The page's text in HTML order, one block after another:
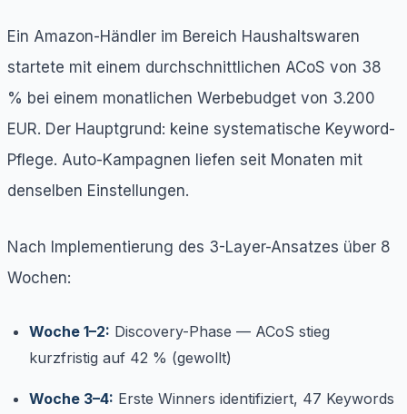
Ein Amazon-Händler im Bereich Haushaltswaren
startete mit einem durchschnittlichen ACoS von 38
% bei einem monatlichen Werbebudget von 3.200
EUR. Der Hauptgrund: keine systematische Keyword-
Pflege. Auto-Kampagnen liefen seit Monaten mit
denselben Einstellungen.
Nach Implementierung des 3-Layer-Ansatzes über 8
Wochen:
Woche 1–2: Discovery-Phase — ACoS stieg
kurzfristig auf 42 % (gewollt)
Woche 3–4: Erste Winners identifiziert, 47 Keywords